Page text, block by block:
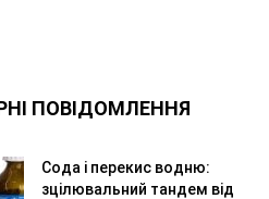
ПОВІДОМЛЕННЯ
Сода і перекис водню:
зцілювальний тандем від